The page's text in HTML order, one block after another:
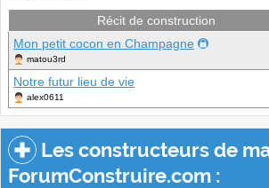
Récit de construction
Mon petit cocon en Champagne
matou3rd
Notre futur lieu de vie
alex0611
Les constructeurs de
ForumConstruire.com :